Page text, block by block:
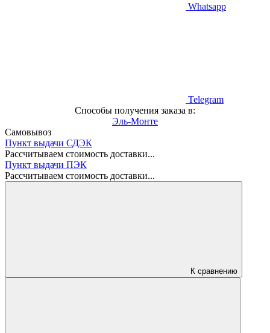
Whatsapp
Telegram
Способы получения заказа в:
Эль-Монте
Самовывоз
Пункт выдачи СДЭК
Рассчитываем стоимость доставки...
Пункт выдачи ПЭК
Рассчитываем стоимость доставки...
К сравнению